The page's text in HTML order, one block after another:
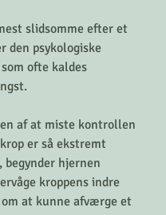
slidsomme efter et
den psykologiske
ofte kaldes
af at miste kontrollen
er så ekstremt
hjernen
kroppens indre
at kunne afværge et